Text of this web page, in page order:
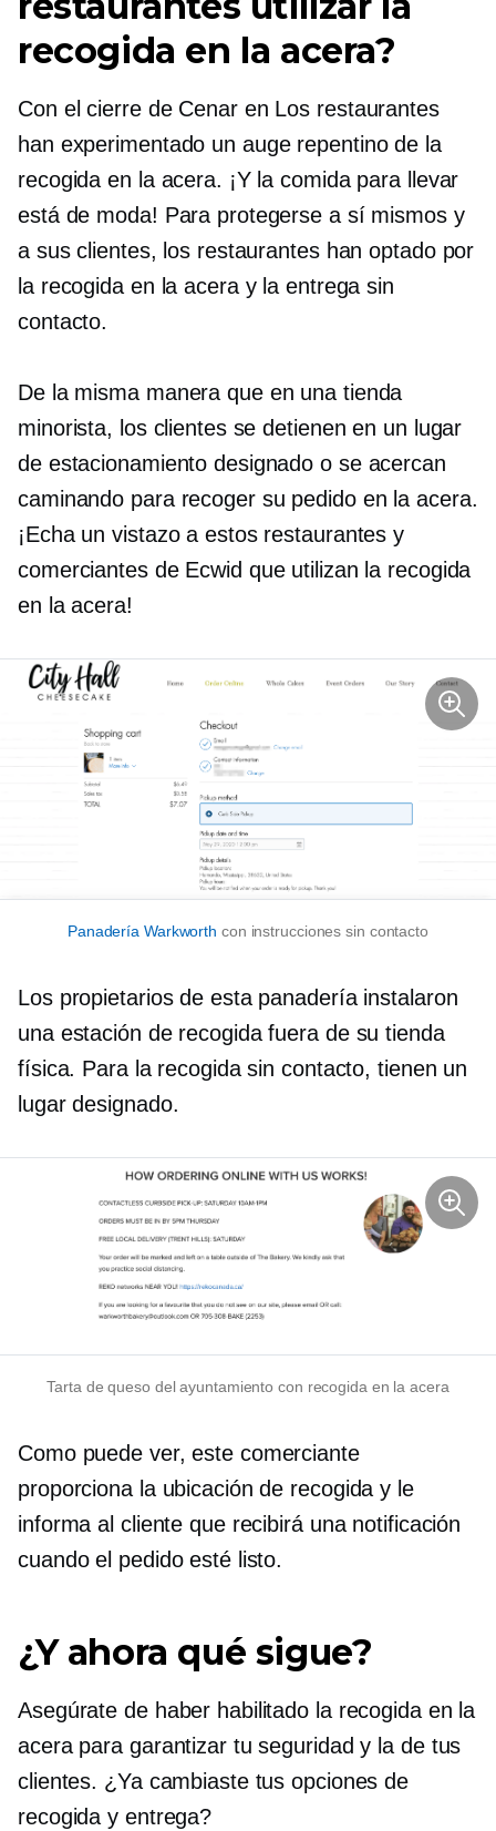
recogida en la acera?
Con el cierre de Cenar en Los restaurantes
han experimentado un auge repentino de la
recogida en la acera. ¡Y la comida para llevar
está de moda! Para protegerse a sí mismos y
a sus clientes, los restaurantes han optado por
la recogida en la acera y la entrega sin
contacto.
De la misma manera que en una tienda
minorista, los clientes se detienen en un lugar
de estacionamiento designado o se acercan
caminando para recoger su pedido en la acera.
¡Echa un vistazo a estos restaurantes y
comerciantes de Ecwid que utilizan la recogida
en la acera!
Panadería Warkworth con instrucciones sin contacto
Los propietarios de esta panadería instalaron
una estación de recogida fuera de su tienda
física. Para la recogida sin contacto, tienen un
lugar designado.
Tarta de queso del ayuntamiento con recogida en la acera
Como puede ver, este comerciante
proporciona la ubicación de recogida y le
informa al cliente que recibirá una notificación
cuando el pedido esté listo.
¿Y ahora qué sigue?
Asegúrate de haber habilitado la recogida en la
acera para garantizar tu seguridad y la de tus
clientes. ¿Ya cambiaste tus opciones de
recogida y entrega?